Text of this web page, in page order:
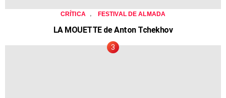
CRÍTICA , FESTIVAL DE ALMADA
LA MOUETTE de Anton Tchekhov